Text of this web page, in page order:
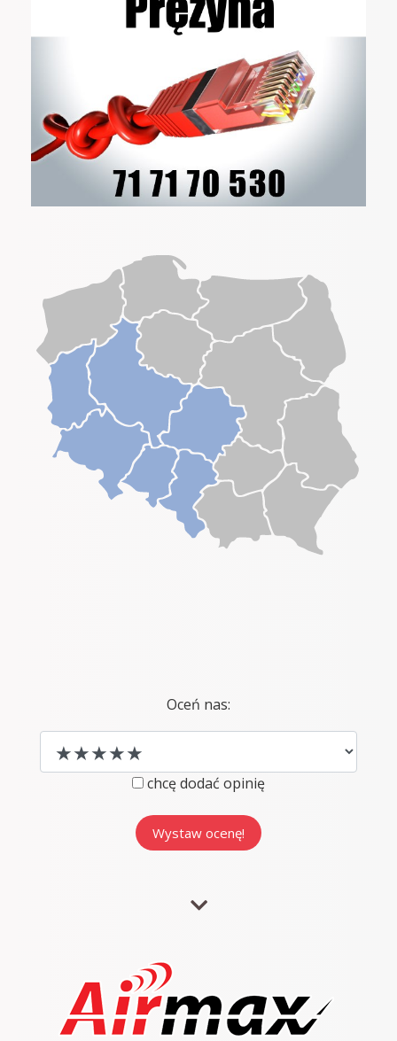
Oceń nas:
chcę dodać opinię